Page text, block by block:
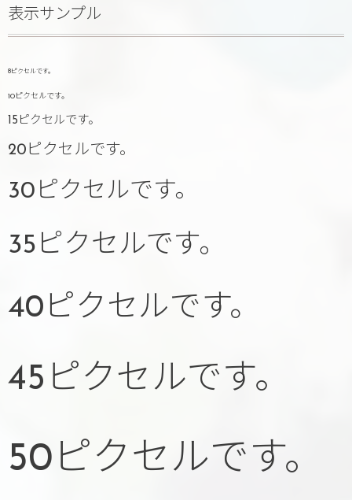
表示サンプル
8ピクセルです。
10ピクセルです。
15ピクセルです。
20ピクセルです。
30ピクセルです。
35ピクセルです。
40ピクセルです。
45ピクセルです。
50ピクセルです。